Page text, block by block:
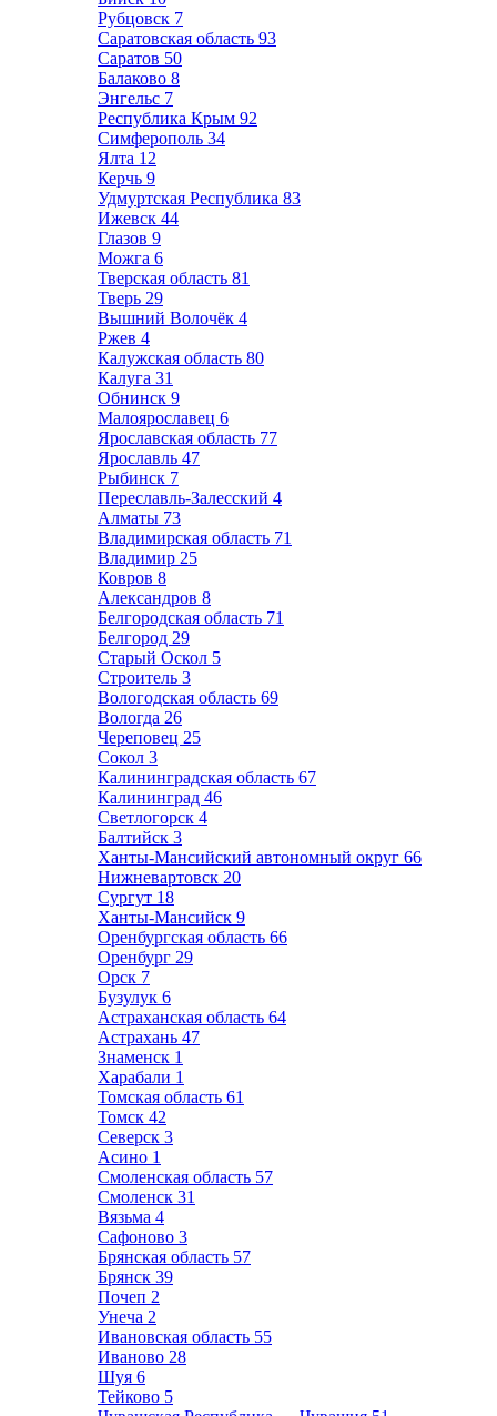
Рубцовск 7
Саратовская область 93
Саратов 50
Балаково 8
Энгельс 7
Республика Крым 92
Симферополь 34
Ялта 12
Керчь 9
Удмуртская Республика 83
Ижевск 44
Глазов 9
Можга 6
Тверская область 81
Тверь 29
Вышний Волочёк 4
Ржев 4
Калужская область 80
Калуга 31
Обнинск 9
Малоярославец 6
Ярославская область 77
Ярославль 47
Рыбинск 7
Переславль-Залесский 4
Алматы 73
Владимирская область 71
Владимир 25
Ковров 8
Александров 8
Белгородская область 71
Белгород 29
Старый Оскол 5
Строитель 3
Вологодская область 69
Вологда 26
Череповец 25
Сокол 3
Калининградская область 67
Калининград 46
Светлогорск 4
Балтийск 3
Ханты-Мансийский автономный округ 66
Нижневартовск 20
Сургут 18
Ханты-Мансийск 9
Оренбургская область 66
Оренбург 29
Орск 7
Бузулук 6
Астраханская область 64
Астрахань 47
Знаменск 1
Харабали 1
Томская область 61
Томск 42
Северск 3
Асино 1
Смоленская область 57
Смоленск 31
Вязьма 4
Сафоново 3
Брянская область 57
Брянск 39
Почеп 2
Унеча 2
Ивановская область 55
Иваново 28
Шуя 6
Тейково 5